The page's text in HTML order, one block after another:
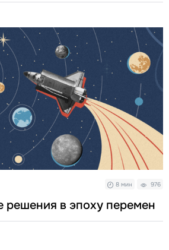
8 мин 976
решения в эпоху перемен